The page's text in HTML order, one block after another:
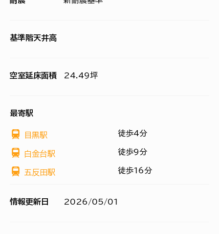
基準階天井高
空室延床面積 24.49坪
最寄駅
目黒駅 徒歩4分
白金台駅 徒歩9分
五反田駅 徒歩16分
情報更新日 2026/05/01